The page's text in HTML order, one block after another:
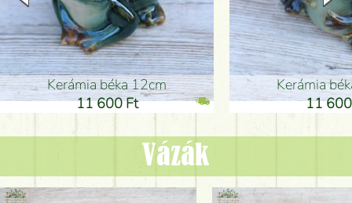
Kerámia béka 12cm
11 600 Ft
Kerámia
11
Vázák